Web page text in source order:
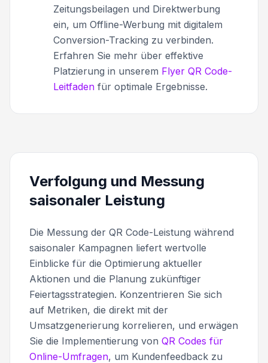
Zeitungsbeilagen und Direktwerbung
ein, um Offline-Werbung mit digitalem
Conversion-Tracking zu verbinden.
Erfahren Sie mehr über effektive
Platzierung in unserem Flyer QR Code-
Leitfaden für optimale Ergebnisse.
Verfolgung und Messung
saisonaler Leistung
Die Messung der QR Code-Leistung während
saisonaler Kampagnen liefert wertvolle
Einblicke für die Optimierung aktueller
Aktionen und die Planung zukünftiger
Feiertagsstrategien. Konzentrieren Sie sich
auf Metriken, die direkt mit der
Umsatzgenerierung korrelieren, und erwägen
Sie die Implementierung von QR Codes für
Online-Umfragen, um Kundenfeedback zu